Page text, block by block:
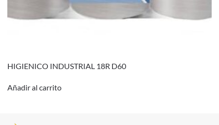
HIGIENICO INDUSTRIAL 18R D60
Añadir al carrito